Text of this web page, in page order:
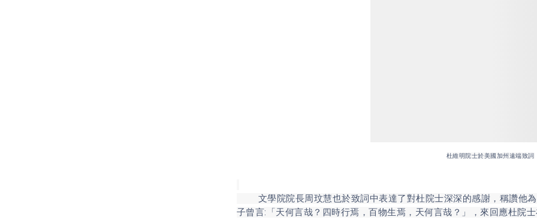
杜維明院士於美國加州遠端致詞
文學院院長周玟慧也於致詞中表達了對杜院士深深的感謝，稱讚他為
子曾言:「天何言哉？四時行焉，百物生焉，天何言哉？」，來回應杜院